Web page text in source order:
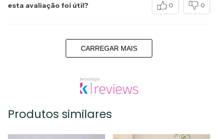
esta avaliação foi útil? 0 0
CARREGAR MAIS
Produtos similares